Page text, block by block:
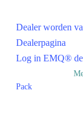
Dealer worden
Dealerpagina
Log in EMQ®
Pack